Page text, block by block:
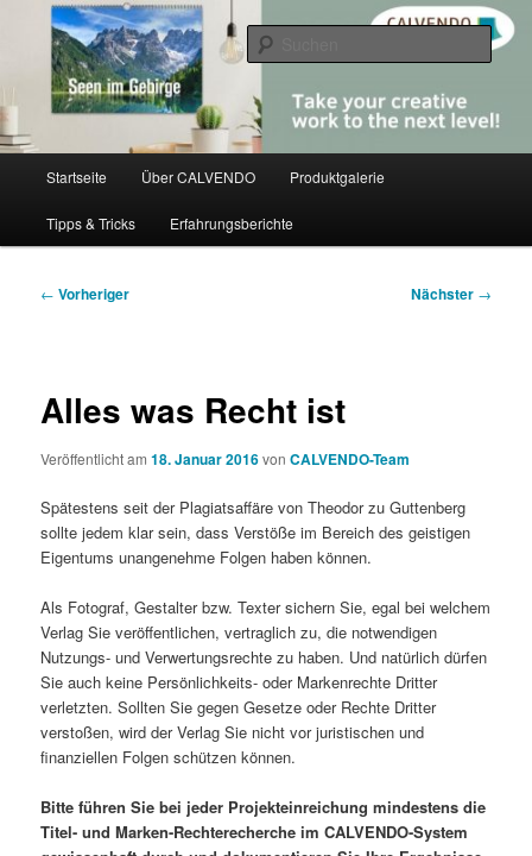
primären
springenCALVENDO
share creativity
Startseite Über CALVENDO Produktgalerie
Tipps & Tricks Erfahrungsberichte
Beitragsnavigation
← Vorheriger Nächster →
Alles was Recht ist
Veröffentlicht am18. Januar 2016vonCALVENDO-Team
Spätestens seit der Plagiatsaffäre von Theodor zu Guttenberg
sollte jedem klar sein, dass Verstöße im Bereich des geistigen
Eigentums unangenehme Folgen haben können.
Als Fotograf, Gestalter bzw. Texter sichern Sie, egal bei welchem
Verlag Sie veröffentlichen, vertraglich zu, die notwendigen
Nutzungs- und Verwertungsrechte zu haben. Und natürlich dürfen
Sie auch keine Persönlichkeits- oder Markenrechte Dritter
verletzten. Sollten Sie gegen Gesetze oder Rechte Dritter
verstoßen, wird der Verlag Sie nicht vor juristischen und
finanziellen Folgen schützen können.
Bitte führen Sie bei jeder Projekteinreichung mindestens die
Titel- und Marken-Rechterecherche im CALVENDO-System